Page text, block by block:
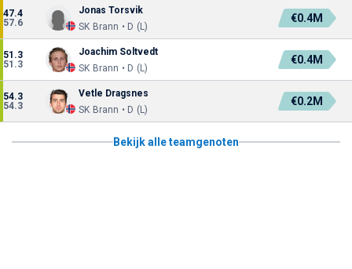
47.4
57.6
Jonas Torsvik
SK Brann • D (L)
€0.4M
51.3
51.3
Joachim Soltvedt
SK Brann • D (L)
€0.4M
54.3
54.3
Vetle Dragsnes
SK Brann • D (L)
€0.2M
Bekijk alle teamgenoten